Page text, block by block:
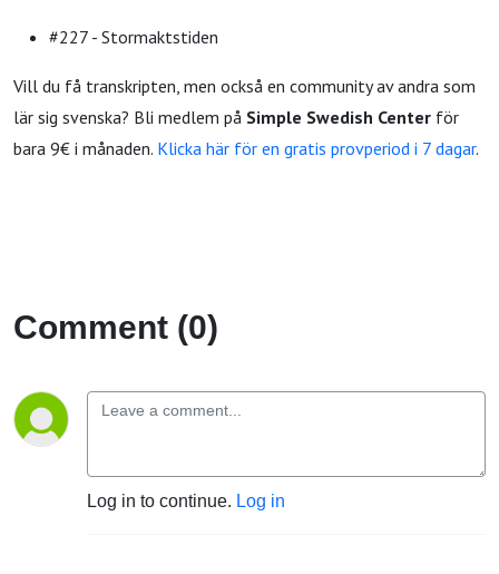
#227 - Stormaktstiden
Vill du få transkripten, men också en community av andra som
lär sig svenska? Bli medlem på Simple Swedish Center för
bara 9€ i månaden. Klicka här för en gratis provperiod i 7 dagar.
Comment (0)
Log in to continue. Log in